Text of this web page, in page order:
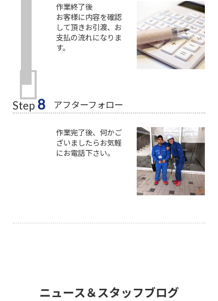
作業終了後
お客様に内容を確認
して頂きお引渡、お
支払の流れになりま
す。
Step 8 アフターフォロー
作業完了後、何かご
ざいましたらお気軽
にお電話下さい。
ニュース＆スタッフブログ